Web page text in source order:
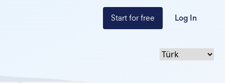
Start for free Log In